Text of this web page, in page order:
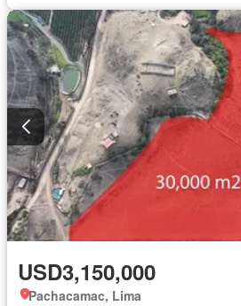
USD3,150,000
Pachacamac, Lima